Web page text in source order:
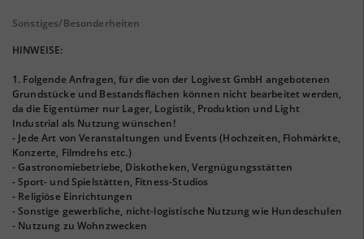
Sonstiges/Besonderheiten
HINWEISE:
1. Folgende Anfragen, für die von der Logivest GmbH angebotenen
Grundstücke und Bestandsflächen können nicht bearbeitet werden,
da die Eigentümer nur Lager, Logistik, Produktion und Light
Industrial als Nutzung wünschen!
- Jede Art von Veranstaltungen und Events (Hochzeiten, Flohmärkte,
Konzerte, Filmdrehs etc.)
- Gastronomiebetriebe, Diskotheken, Vergnügungsstätten
- Sport- und Spielstätten, Fitness-Studios
- Religiöse Einrichtungen
- Sonstige gewerbliche, nicht-logistische Nutzung wie Hundeschulen
- Nutzung zu Wohnzwecken